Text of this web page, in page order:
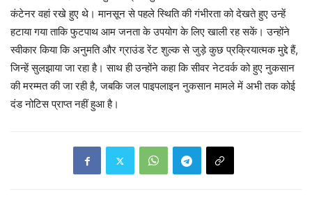
कंटेनर वहां रखे हुए थे। मानसून से पहले स्थिति की गंभीरता को देखते हुए उन्हें
हटाया गया ताकि फुटपाथ आम जनता के उपयोग के लिए खाली रह सकें। उन्होंने
स्वीकार किया कि अनुमति और ग्राउंड रेंट शुल्क से जुड़े कुछ प्रक्रियात्मक मुद्दे हैं,
जिन्हें सुलझाया जा रहा है। साथ ही उन्होंने कहा कि सीवर नेटवर्क को हुए नुकसान
की मरम्मत की जा रही है, जबकि जल पाइपलाइन नुकसान मामले में अभी तक कोई
दंड नोटिस प्राप्त नहीं हुआ है।